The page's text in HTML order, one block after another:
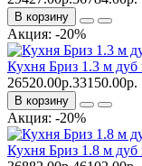
В корзину
Акция: -20%
Кухня Бриз 1.3 м дуб
26520.00р.33150.00р.
В корзину
Акция: -20%
Кухня Бриз 1.8 м дуб